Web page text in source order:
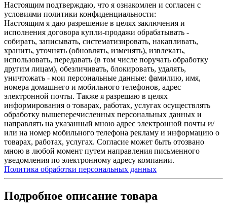
Настоящим подтверждаю, что я ознакомлен и согласен с
условиями политики конфиденциальности:
Настоящим я даю разрешение в целях заключения и
исполнения договора купли-продажи обрабатывать -
собирать, записывать, систематизировать, накапливать,
хранить, уточнять (обновлять, изменять), извлекать,
использовать, передавать (в том числе поручать обработку
другим лицам), обезличивать, блокировать, удалять,
уничтожать - мои персональные данные: фамилию, имя,
номера домашнего и мобильного телефонов, адрес
электронной почты. Также я разрешаю в целях
информирования о товарах, работах, услугах осуществлять
обработку вышеперечисленных персональных данных и
направлять на указанный мною адрес электронной почты и/
или на номер мобильного телефона рекламу и информацию о
товарах, работах, услугах. Согласие может быть отозвано
мною в любой момент путем направления письменного
уведомления по электронному адресу компании.
Политика обработки персональных данных
Подробное описание товара